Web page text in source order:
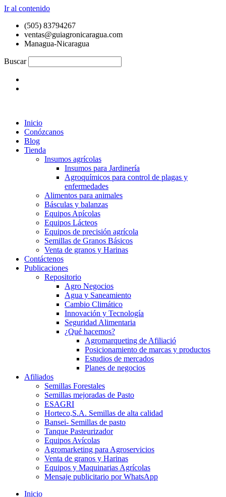
Ir al contenido
(505) 83794267
ventas@guiagronicaragua.com
Managua-Nicaragua
Buscar
Inicio
Conózcanos
Blog
Tienda
Insumos agrícolas
Insumos para Jardinería
Agroquímicos para control de plagas y
enfermedades
Alimentos para animales
Básculas y balanzas
Equipos Apícolas
Equipos Lácteos
Equipos de precisión agrícola
Semillas de Granos Básicos
Venta de granos y Harinas
Contáctenos
Publicaciones
Repositorio
Agro Negocios
Agua y Saneamiento
Cambio Climático
Innovación y Tecnología
Seguridad Alimentaria
¿Qué hacemos?
Agromarqueting de Afiliació
Posicionamiento de marcas y productos
Estudios de mercados
Planes de negocios
Afiliados
Semillas Forestales
Semillas mejoradas de Pasto
ESAGRI
Horteco,S.A. Semillas de alta calidad
Bansei- Semillas de pasto
Tanque Pasteurizador
Equipos Avícolas
Agromarketing para Agroservicios
Venta de granos y Harinas
Equipos y Maquinarias Agrícolas
Mensaje publicitario por WhatsApp
Inicio